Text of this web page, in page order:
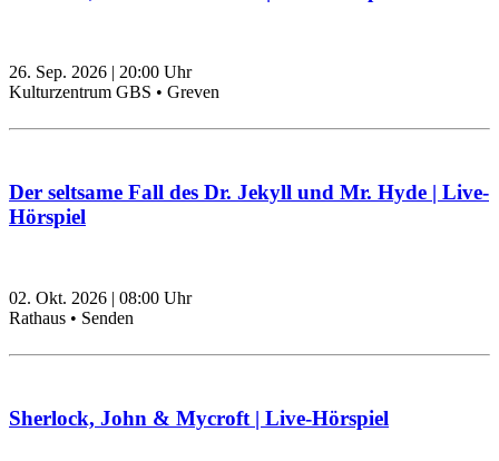
26. Sep. 2026 | 20:00 Uhr
Kulturzentrum GBS • Greven
Der seltsame Fall des Dr. Jekyll und Mr. Hyde | Live-
Hörspiel
02. Okt. 2026 | 08:00 Uhr
Rathaus • Senden
Sherlock, John & Mycroft | Live-Hörspiel